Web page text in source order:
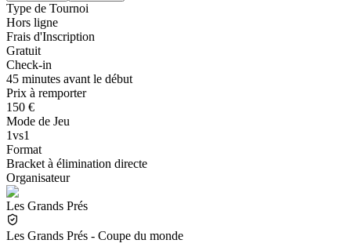
Type de Tournoi
Hors ligne
Frais d'Inscription
Gratuit
Check-in
45 minutes avant le début
Prix à remporter
150 €
Mode de Jeu
1vs1
Format
Bracket à élimination directe
Organisateur
Les Grands Prés
Les Grands Prés - Coupe du monde